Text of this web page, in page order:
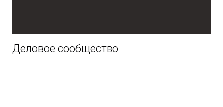
Деловое сообщество